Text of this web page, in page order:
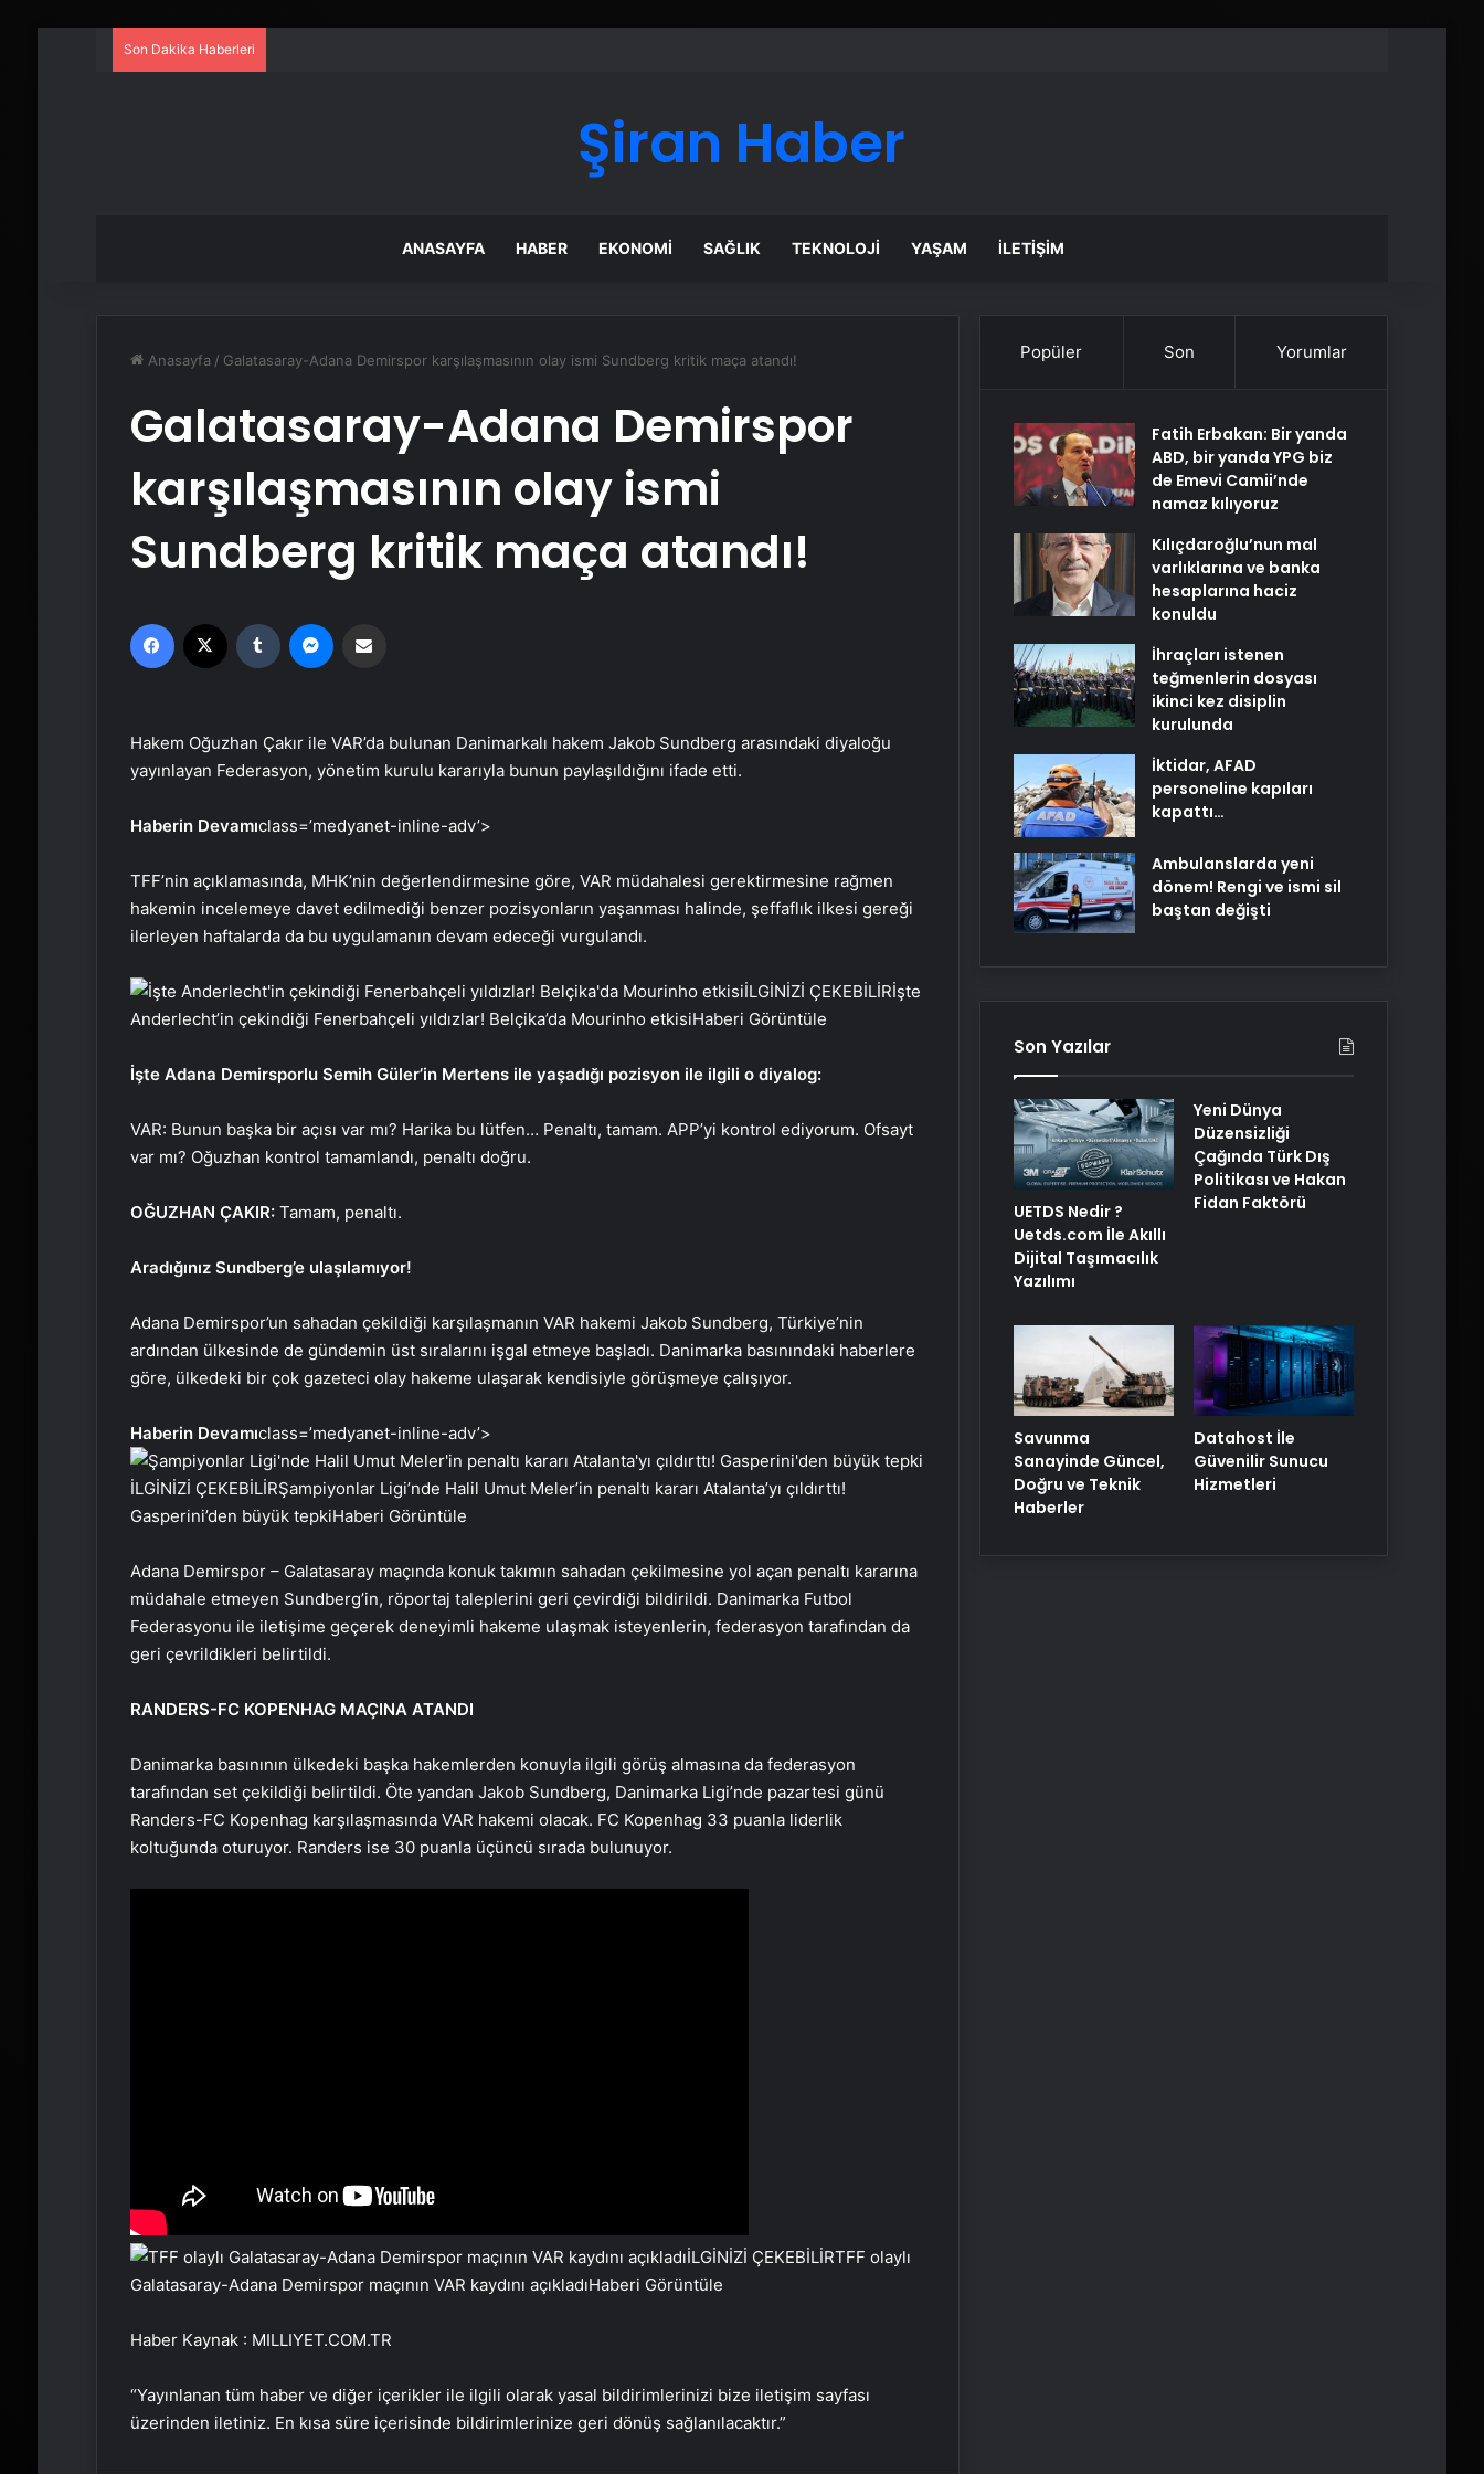
Son Dakika Haberleri
Şiran Haber
ANASAYFA HABER EKONOMI SAĞLIK TEKNOLOJI YAŞAM İLETIŞIM
Anasayfa / Galatasaray-Adana Demirspor karşılaşmasının olay ismi Sundberg kritik maça atandı!
Galatasaray-Adana Demirspor
karşılaşmasının olay ismi
Sundberg kritik maça atandı!
Facebook Tumblr
Hakem Oğuzhan Çakır ile VAR’da bulunan Danimarkalı hakem Jakob Sundberg arasındaki diyaloğu
yayınlayan Federasyon, yönetim kurulu kararıyla bunun paylaşıldığını ifade etti.
Haberin Devamıclass=’medyanet-inline-adv’>
TFF’nin açıklamasında, MHK’nin değerlendirmesine göre, VAR müdahalesi gerektirmesine rağmen
hakemin incelemeye davet edilmediği benzer pozisyonların yaşanması halinde, şeffaflık ilkesi gereği
ilerleyen haftalarda da bu uygulamanın devam edeceği vurgulandı.
İLGİNİZİ ÇEKEBİLİRİşte
Anderlecht’in çekindiği Fenerbahçeli yıldızlar! Belçika’da Mourinho etkisiHaberi Görüntüle
İşte Adana Demirsporlu Semih Güler’in Mertens ile yaşadığı pozisyon ile ilgili o diyalog:
VAR: Bunun başka bir açısı var mı? Harika bu lütfen… Penaltı, tamam. APP’yi kontrol ediyorum. Ofsayt
var mı? Oğuzhan kontrol tamamlandı, penaltı doğru.
OĞUZHAN ÇAKIR:Tamam, penaltı.
Aradığınız Sundberg’e ulaşılamıyor!
Adana Demirspor’un sahadan çekildiği karşılaşmanın VAR hakemi Jakob Sundberg, Türkiye’nin
ardından ülkesinde de gündemin üst sıralarını işgal etmeye başladı. Danimarka basınındaki haberlere
göre, ülkedeki bir çok gazeteci olay hakeme ulaşarak kendisiyle görüşmeye çalışıyor.
Haberin Devamıclass=’medyanet-inline-adv’>
İLGİNİZİ ÇEKEBİLİRŞampiyonlar Ligi’nde Halil Umut Meler’in penaltı kararı Atalanta’yı çıldırttı!
Gasperini’den büyük tepkiHaberi Görüntüle
Adana Demirspor – Galatasaray maçında konuk takımın sahadan çekilmesine yol açan penaltı kararına
müdahale etmeyen Sundberg’in, röportaj taleplerini geri çevirdiği bildirildi. Danimarka Futbol
Federasyonu ile iletişime geçerek deneyimli hakeme ulaşmak isteyenlerin, federasyon tarafından da
geri çevrildikleri belirtildi.
RANDERS-FC KOPENHAG MAÇINA ATANDI
Danimarka basınının ülkedeki başka hakemlerden konuyla ilgili görüş almasına da federasyon
tarafından set çekildiği belirtildi. Öte yandan Jakob Sundberg, Danimarka Ligi’nde pazartesi günü
Randers-FC Kopenhag karşılaşmasında VAR hakemi olacak. FC Kopenhag 33 puanla liderlik
koltuğunda oturuyor. Randers ise 30 puanla üçüncü sırada bulunuyor.
İLGİNİZİ ÇEKEBİLİRTFF olaylı
Galatasaray-Adana Demirspor maçının VAR kaydını açıkladıHaberi Görüntüle
Haber Kaynak : MILLIYET.COM.TR
“Yayınlanan tüm haber ve diğer içerikler ile ilgili olarak yasal bildirimlerinizi bize iletişim sayfası
üzerinden iletiniz. En kısa süre içerisinde bildirimlerinize geri dönüş sağlanılacaktır.”
Tasarım Ajansı
Popüler Son Yorumlar
Fatih Erbakan: Bir yanda
ABD, bir yanda YPG biz
de Emevi Camii’nde
namaz kılıyoruz
Kılıçdaroğlu’nun mal
varlıklarına ve banka
hesaplarına haciz
konuldu
İhraçları istenen
teğmenlerin dosyası
ikinci kez disiplin
kurulunda
İktidar, AFAD
personeline kapıları
kapattı…
Ambulanslarda yeni
dönem! Rengi ve ismi sil
baştan değişti
Son Yazılar
UETDS Nedir ?
Uetds.com İle Akıllı
Dijital Taşımacılık
Yazılımı
Yeni Dünya
Düzensizliği
Çağında Türk Dış
Politikası ve Hakan
Fidan Faktörü
Savunma
Sanayinde Güncel,
Doğru ve Teknik
Haberler
Datahost İle
Güvenilir Sunucu
Hizmetleri